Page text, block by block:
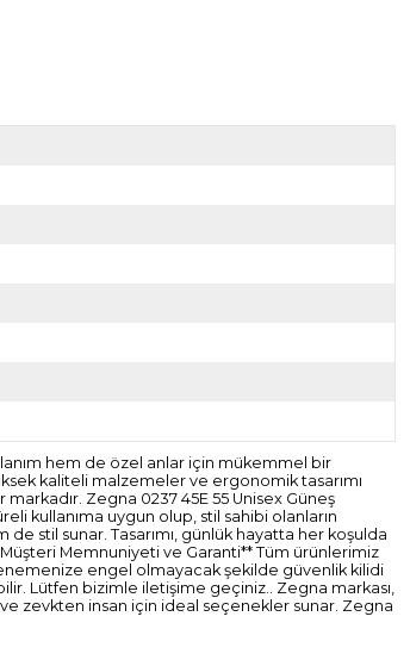
hem de özel anlar için mükemmel bir
kaliteli malzemeler ve ergonomik tasarımı
Zegna 0237 45E 55 Unisex Güneş
kullanıma uygun olup, stil sahibi olanların
de stil sunar. Tasarımı, günlük hayatta her koşulda
Memnuniyeti ve Garanti** Tüm ürünlerimiz
engel olmayacak şekilde güvenlik kilidi
Lütfen bizimle iletişime geçiniz.. Zegna markası,
zevkten insan için ideal seçenekler sunar. Zegna